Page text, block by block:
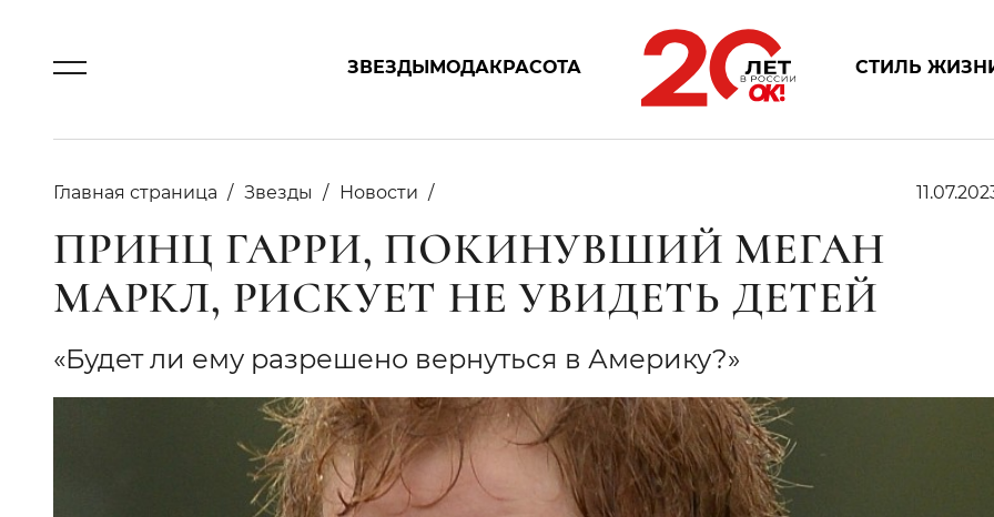
ЗВЕЗДЫМОДАКРАСОТА СТИЛЬ
Главная страница Звезды Новости
ПРИНЦ ГАРРИ, ПОКИНУВШИЙ МЕГАН
МАРКЛ, РИСКУЕТ НЕ УВИДЕТЬ ДЕТЕЙ
«Будет ли ему разрешено вернуться в Америку?»